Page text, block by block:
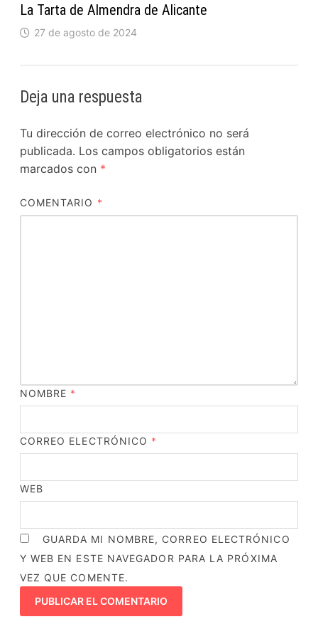
La Tarta de Almendra de Alicante
27 de agosto de 2024
Deja una respuesta
Tu dirección de correo electrónico no será
publicada. Los campos obligatorios están
marcados con *
COMENTARIO *
NOMBRE *
CORREO ELECTRÓNICO *
WEB
GUARDA MI NOMBRE, CORREO ELECTRÓNICO
Y WEB EN ESTE NAVEGADOR PARA LA PRÓXIMA
VEZ QUE COMENTE.